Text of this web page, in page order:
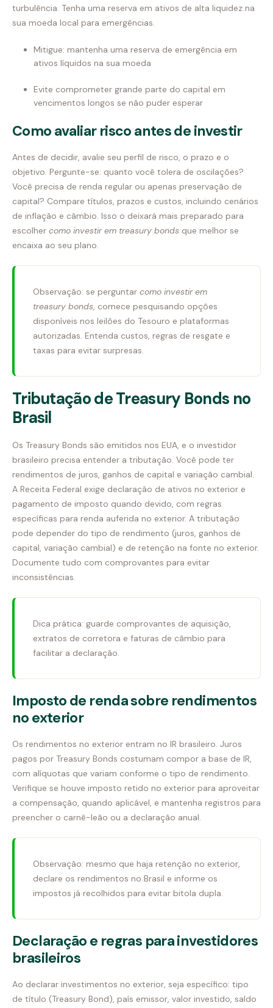
turbulência. Tenha uma reserva em ativos de alta liquidez na
sua moeda local para emergências.
Mitigue: mantenha uma reserva de emergência em
ativos líquidos na sua moeda
Evite comprometer grande parte do capital em
vencimentos longos se não puder esperar
Como avaliar risco antes de investir
Antes de decidir, avalie seu perfil de risco, o prazo e o
objetivo. Pergunte-se: quanto você tolera de oscilações?
Você precisa de renda regular ou apenas preservação de
capital? Compare títulos, prazos e custos, incluindo cenários
de inflação e câmbio. Isso o deixará mais preparado para
escolher como investir em treasury bonds que melhor se
encaixa ao seu plano.
Observação: se perguntar como investir em
treasury bonds, comece pesquisando opções
disponíveis nos leilões do Tesouro e plataformas
autorizadas. Entenda custos, regras de resgate e
taxas para evitar surpresas.
Tributação de Treasury Bonds no
Brasil
Os Treasury Bonds são emitidos nos EUA, e o investidor
brasileiro precisa entender a tributação. Você pode ter
rendimentos de juros, ganhos de capital e variação cambial.
A Receita Federal exige declaração de ativos no exterior e
pagamento de imposto quando devido, com regras
específicas para renda auferida no exterior. A tributação
pode depender do tipo de rendimento (juros, ganhos de
capital, variação cambial) e de retenção na fonte no exterior.
Documente tudo com comprovantes para evitar
inconsistências.
Dica prática: guarde comprovantes de aquisição,
extratos de corretora e faturas de câmbio para
facilitar a declaração.
Imposto de renda sobre rendimentos
no exterior
Os rendimentos no exterior entram no IR brasileiro. Juros
pagos por Treasury Bonds costumam compor a base de IR,
com alíquotas que variam conforme o tipo de rendimento.
Verifique se houve imposto retido no exterior para aproveitar
a compensação, quando aplicável, e mantenha registros para
preencher o carnê-leão ou a declaração anual.
Observação: mesmo que haja retenção no exterior,
declare os rendimentos no Brasil e informe os
impostos já recolhidos para evitar bitola dupla.
Declaração e regras para investidores
brasileiros
Ao declarar investimentos no exterior, seja específico: tipo
de título (Treasury Bond), país emissor, valor investido, saldo